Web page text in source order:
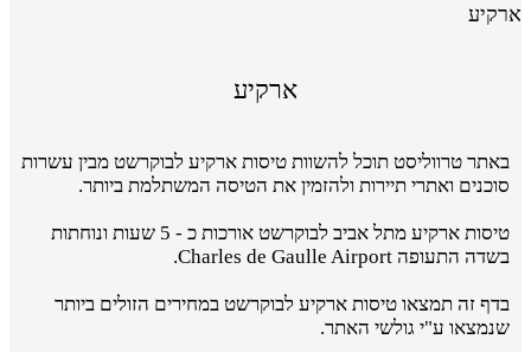
ארקיע
ארקיע
באתר טרווליסט תוכל להשוות טיסות ארקיע לבוקרשט מבין עשרות
סוכנים ואתרי תיירות ולהזמין את הטיסה המשתלמת ביותר.
טיסות ארקיע מתל אביב לבוקרשט אורכות כ - 5 שעות ונוחתות
בשדה התעופה Charles de Gaulle Airport.
בדף זה תמצאו טיסות ארקיע לבוקרשט במחירים הזולים ביותר
שנמצאו ע"י גולשי האתר.